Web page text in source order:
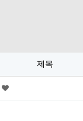
제목